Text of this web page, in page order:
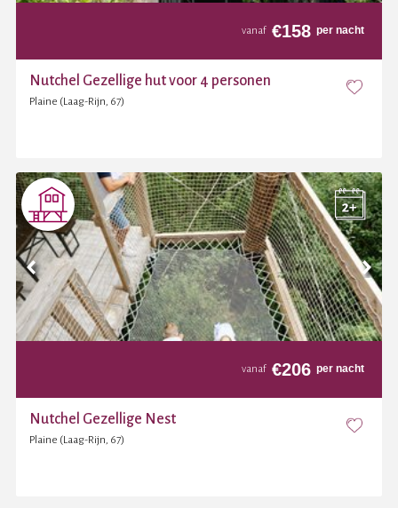
vanaf €158 per nacht
Nutchel Gezellige hut voor 4 personen
Plaine (Laag-Rijn, 67)
vanaf €206 per nacht
Nutchel Gezellige Nest
Plaine (Laag-Rijn, 67)